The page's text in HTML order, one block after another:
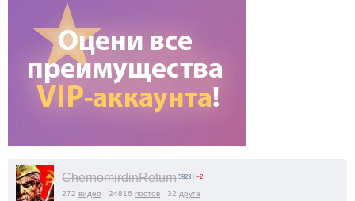
ChernomirdinReturn 5823 | −2
272 видео 24816 постов 32 друга